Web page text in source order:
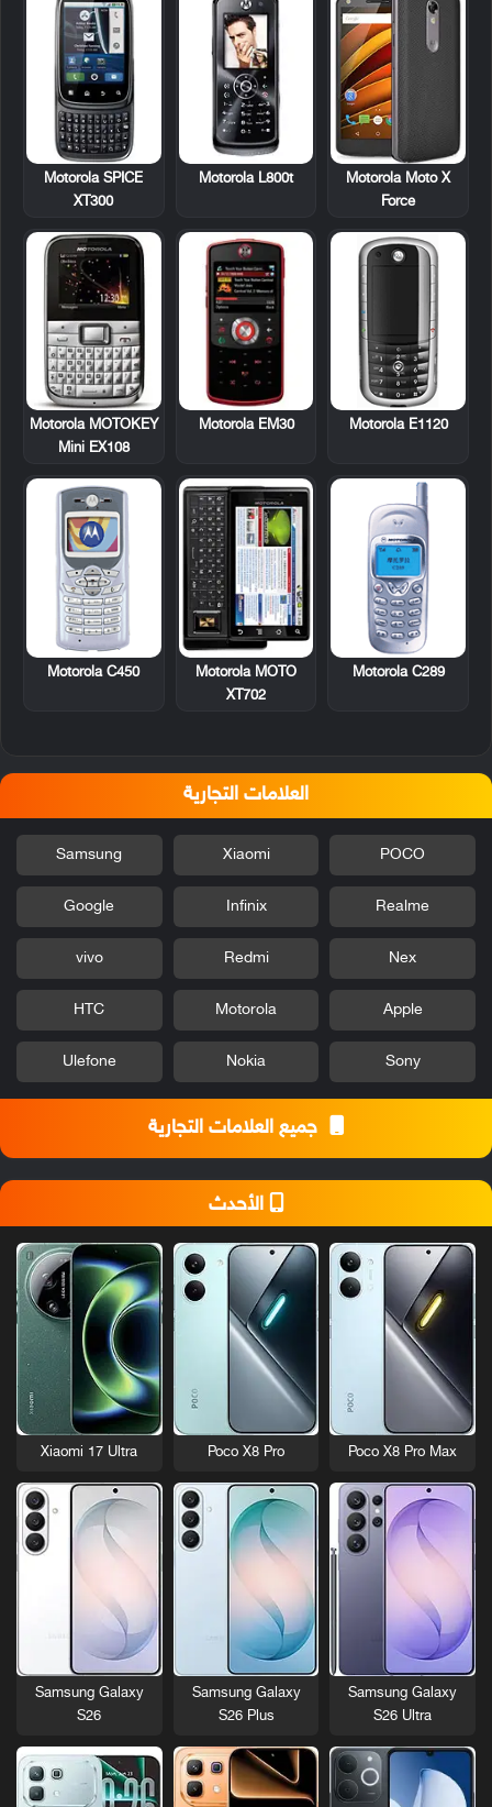
Motorola Moto X
Force
Motorola L800t
Motorola SPICE
XT300
Motorola E1120
Motorola EM30
Motorola MOTOKEY
Mini EX108
Motorola C289
Motorola MOTO
XT702
Motorola C450
العلامات التجارية
POCO
Xiaomi
Samsung
Realme
Infinix
Google
Nex
Redmi
vivo
Apple
Motorola
HTC
Sony
Nokia
Ulefone
جميع العلامات التجارية
الأحدث
Poco X8 Pro Max
Poco X8 Pro
Xiaomi 17 Ultra
Samsung Galaxy
S26 Ultra
Samsung Galaxy
S26 Plus
Samsung Galaxy
S26